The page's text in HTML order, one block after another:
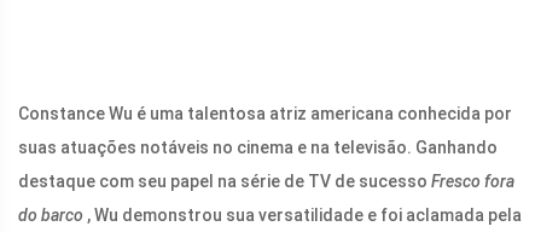
Constance Wu é uma talentosa atriz americana conhecida por
suas atuações notáveis ​​no cinema e na televisão. Ganhando
destaque com seu papel na série de TV de sucesso Fresco fora
do barco , Wu demonstrou sua versatilidade e foi aclamada pela